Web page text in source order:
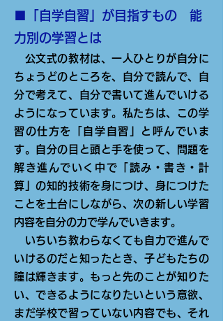
■「自学自習」が目指すもの 能
力別の学習とは
公文式の教材は、一人ひとりが自分に
ちょうどのところを、自分で読んで、自
分で考えて、自分で書いて進んでいける
ようになっています。私たちは、この学
習の仕方を「自学自習」と呼んでいま
す。自分の目と頭と手を使って、問題を
解き進んでいく中で「読み・書き・計
算」の知的技術を身につけ、身につけた
ことを土台にしながら、次の新しい学習
内容を自分の力で学んでいきます。
いちいち教わらなくても自力で進んで
いけるのだと知ったとき、子どもたちの
瞳は輝きます。もっと先のことが知りた
い、できるようになりたいという意欲、
まだ学校で習っていない内容でも、それ